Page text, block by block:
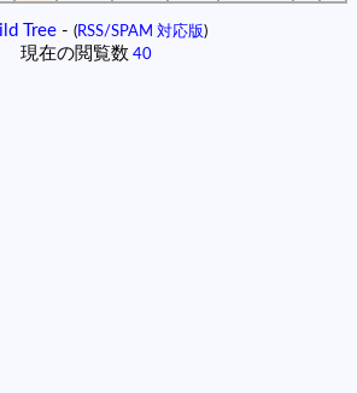
Tree -(RSS/SPAM 対応版)
現在の閲覧数 40